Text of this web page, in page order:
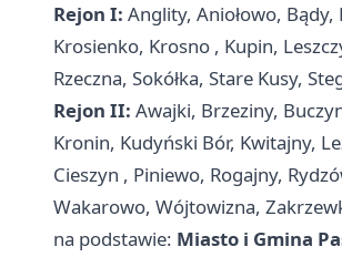
Rejon I: Anglity, Aniołowo,
Krosienko, Krosno , Kupin,
Rzeczna, Sokółka, Stare Kusy,
Rejon II: Awajki, Brzeziny,
Kronin, Kudyński Bór, Kwitajny,
Cieszyn , Piniewo, Rogajny,
Wakarowo, Wójtowizna,
na podstawie: Miasto i Gmina